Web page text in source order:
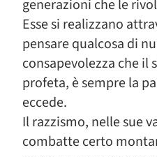
generazioni che le
Esse si realizzano
pensare qualcosa di
consapevolezza che il
profeta, è sempre la
eccede.
Il razzismo, nelle sue
combatte certo